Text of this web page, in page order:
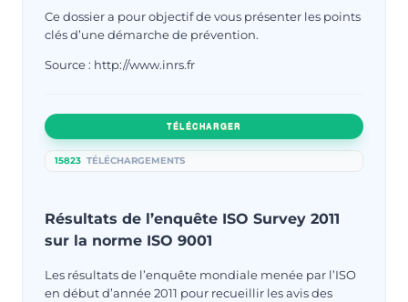
Ce dossier a pour objectif de vous présenter les points
clés d’une démarche de prévention.
Source : http://www.inrs.fr
TÉLÉCHARGER
15823 TÉLÉCHARGEMENTS
Résultats de l’enquête ISO Survey 2011
sur la norme ISO 9001
Les résultats de l’enquête mondiale menée par l’ISO
en début d’année 2011 pour recueillir les avis des